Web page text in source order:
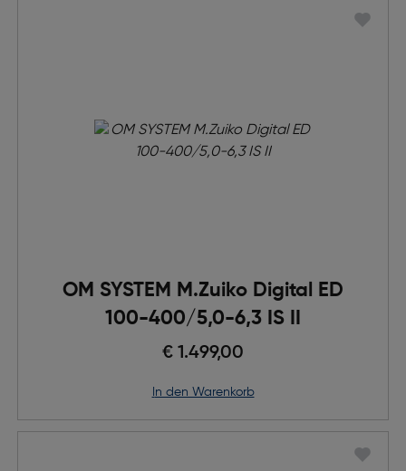
OM SYSTEM M.Zuiko Digital ED
100-400/5,0-6,3 IS II
€ 1.499,00
in den Warenkorb